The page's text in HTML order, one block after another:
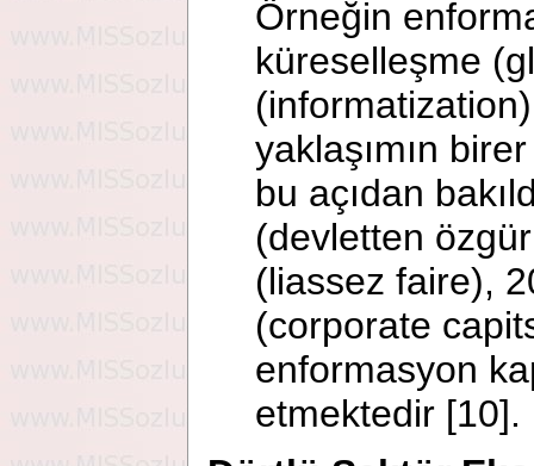
Örneğin
küreselleşme
yaklaşımın
bu açıdan
(devletten
(liassez faire),
(corporate
enformasyon
etmektedir [10].